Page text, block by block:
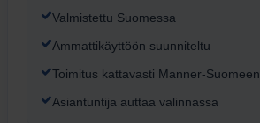
Valmistettu Suomessa
Ammattikäyttöön suunniteltu
Toimitus kattavasti Manner-Suomeen
Asiantuntija auttaa valinnassa